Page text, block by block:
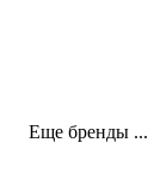
Еще бренды ...